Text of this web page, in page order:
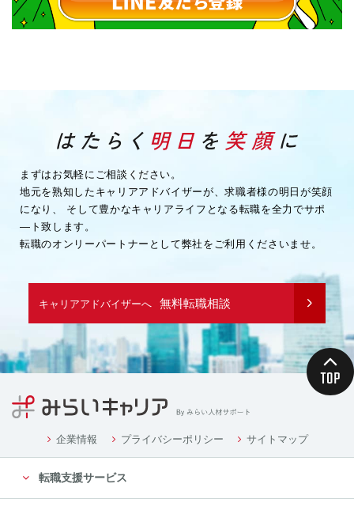
まずはお気軽にご相談ください。
地元を熟知したキャリアアドバイザーが、求職者様の明日が笑顔
になり、
そして豊かなキャリアライフとなる転職を全力でサポ
―ト致します。
転職のオンリーパートナーとして弊社をご利用くださいませ。
キャリアアドバイザーへ 無料転職相談
企業情報 プライバシーポリシー サイトマップ
転職支援サービス